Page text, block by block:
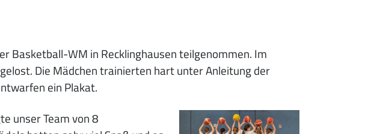
Basketball-WM in Recklinghausen teilgenommen. Im
Die Mädchen trainierten hart unter Anleitung der
ein Plakat.
unser Team von 8